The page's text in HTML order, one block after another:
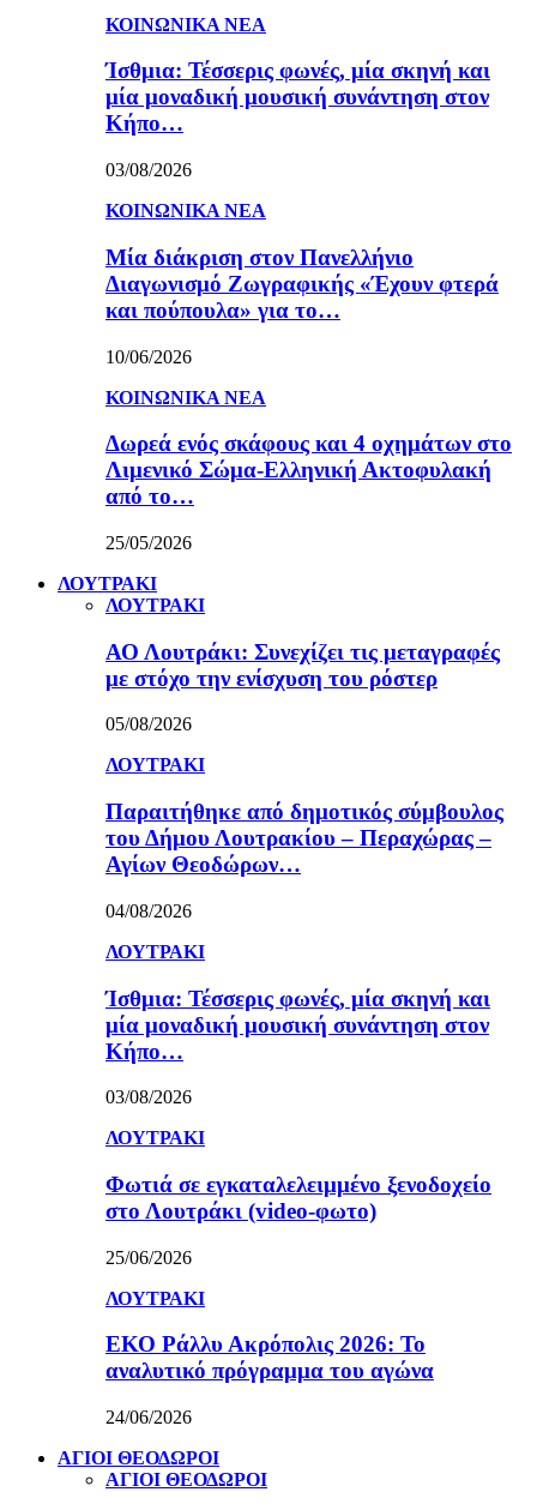
ΚΟΙΝΩΝΙΚΑ ΝΕΑ
Ίσθμια: Τέσσερις φωνές, μία σκηνή και
μία μοναδική μουσική συνάντηση στον
Κήπο…
03/08/2026
ΚΟΙΝΩΝΙΚΑ ΝΕΑ
Μία διάκριση στον Πανελλήνιο
Διαγωνισμό Ζωγραφικής «Έχουν φτερά
και πούπουλα» για το…
10/06/2026
ΚΟΙΝΩΝΙΚΑ ΝΕΑ
Δωρεά ενός σκάφους και 4 οχημάτων στο
Λιμενικό Σώμα-Ελληνική Ακτοφυλακή
από το…
25/05/2026
ΛΟΥΤΡΑΚΙ
ΛΟΥΤΡΑΚΙ
ΑΟ Λουτράκι: Συνεχίζει τις μεταγραφές
με στόχο την ενίσχυση του ρόστερ
05/08/2026
ΛΟΥΤΡΑΚΙ
Παραιτήθηκε από δημοτικός σύμβουλος
του Δήμου Λουτρακίου – Περαχώρας –
Αγίων Θεοδώρων…
04/08/2026
ΛΟΥΤΡΑΚΙ
Ίσθμια: Τέσσερις φωνές, μία σκηνή και
μία μοναδική μουσική συνάντηση στον
Κήπο…
03/08/2026
ΛΟΥΤΡΑΚΙ
Φωτιά σε εγκαταλελειμμένο ξενοδοχείο
στο Λουτράκι (video-φωτο)
25/06/2026
ΛΟΥΤΡΑΚΙ
ΕΚΟ Ράλλυ Ακρόπολις 2026: Το
αναλυτικό πρόγραμμα του αγώνα
24/06/2026
ΑΓΙΟΙ ΘΕΟΔΩΡΟΙ
ΑΓΙΟΙ ΘΕΟΔΩΡΟΙ